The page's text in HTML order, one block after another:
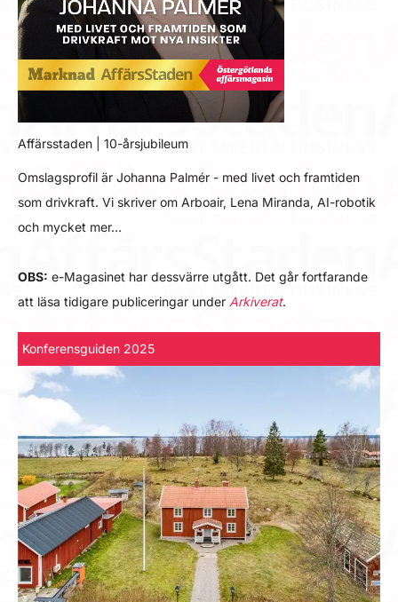
Affärsstaden | 10-årsjubileum
Omslagsprofil är Johanna Palmér - med livet och framtiden
som drivkraft. Vi skriver om Arboair, Lena Miranda, AI-robotik
och mycket mer…
OBS: e-Magasinet har dessvärre utgått. Det går fortfarande
att läsa tidigare publiceringar under Arkiverat.
Konferensguiden 2025